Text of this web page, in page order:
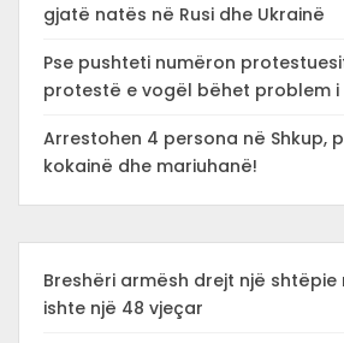
gjatë natës në Rusi dhe Ukrainë
Pse pushteti numëron
protestë e vogël bëhet problem i
Arrestohen 4 persona në Shkup,
kokainë dhe mariuhanë!
Breshëri armësh drejt një shtëpie
ishte një 48 vjeçar